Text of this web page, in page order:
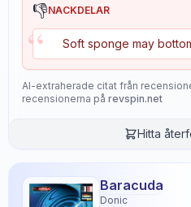
👎NACKDELAR
“ Soft sponge may
AI-extraherade citat från
recensionerna på revspin.net
Hitta
Baracuda
Donic